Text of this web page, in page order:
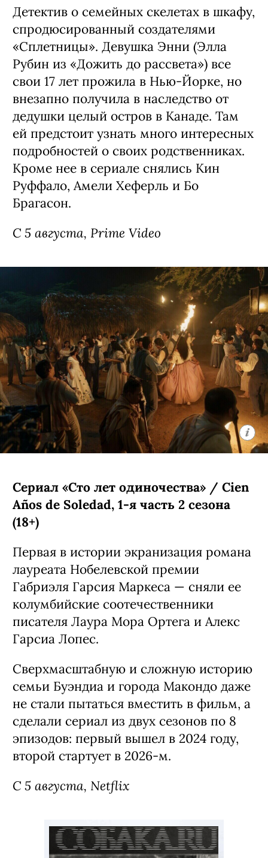
Детектив о семейных скелетах в шкафу,
спродюсированный создателями
«Сплетницы». Девушка Энни (Элла
Рубин из «Дожить до рассвета») все
свои 17 лет прожила в Нью-Йорке, но
внезапно получила в наследство от
дедушки целый остров в Канаде. Там
ей предстоит узнать много интересных
подробностей о своих родственниках.
Кроме нее в сериале снялись Кин
Руффало, Амели Хеферль и Бо
Брагасон.
С 5 августа, Prime Video
Сериал «Сто лет одиночества» / Cien
Años de Soledad, 1-я часть 2 сезона
(18+)
Первая в истории экранизация романа
лауреата Нобелевской премии
Габриэля Гарсия Маркеса — сняли ее
колумбийские соотечественники
писателя Лаура Мора Ортега и Алекс
Гарсиа Лопес.
Сверхмасштабную и сложную историю
семьи Буэндиа и города Макондо даже
не стали пытаться вместить в фильм, а
сделали сериал из двух сезонов по 8
эпизодов: первый вышел в 2024 году,
второй стартует в 2026-м.
С 5 августа, Netflix